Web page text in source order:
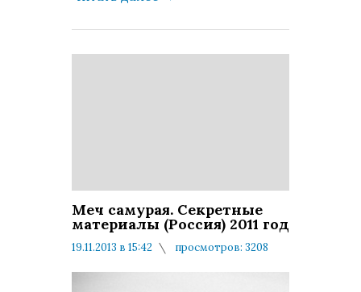
Меч самурая. Секретные
материалы (Россия) 2011 год
19.11.2013 в 15:42
просмотров: 3208